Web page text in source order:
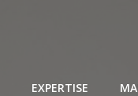
EXPERTISE